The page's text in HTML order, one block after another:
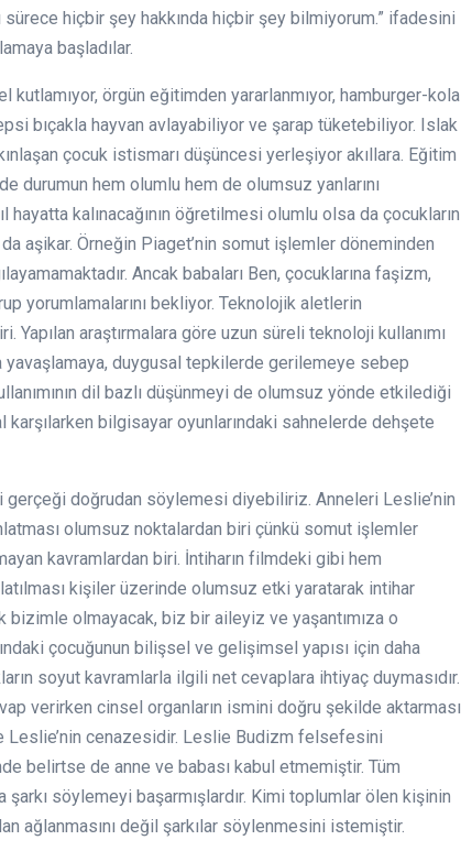
sürece hiçbir şey hakkında hiçbir şey bilmiyorum.” ifadesini
başladılar.
kutlamıyor, örgün eğitimden yararlanmıyor, hamburger-kola
bıçakla hayvan avlayabiliyor ve şarap tüketebiliyor. Islak
çocuk istismarı düşüncesi yerleşiyor akıllara. Eğitim
durumun hem olumlu hem de olumsuz yanlarını
kalınacağının öğretilmesi olumlu olsa da çocukların
da aşikar. Örneğin Piaget’nin somut işlemler döneminden
Ancak babaları Ben, çocuklarına faşizm,
yorumlamalarını bekliyor. Teknolojik aletlerin
Yapılan araştırmalara göre uzun süreli teknoloji kullanımı
yavaşlamaya, duygusal tepkilerde gerilemeye sebep
dil bazlı düşünmeyi de olumsuz yönde etkilediği
karşılarken bilgisayar oyunlarındaki sahnelerde dehşete
gerçeği doğrudan söylemesi diyebiliriz. Anneleri Leslie’nin
olumsuz noktalardan biri çünkü somut işlemler
kavramlardan biri. İntiharın filmdeki gibi hem
kişiler üzerinde olumsuz etki yaratarak intihar
bizimle olmayacak, biz bir aileyiz ve yaşantımıza o
çocuğunun bilişsel ve gelişimsel yapısı için daha
soyut kavramlarla ilgili net cevaplara ihtiyaç duymasıdır.
verirken cinsel organların ismini doğru şekilde aktarması
Leslie’nin cenazesidir. Leslie Budizm felsefesini
belirtse de anne ve babası kabul etmemiştir. Tüm
söylemeyi başarmışlardır. Kimi toplumlar ölen kişinin
ağlanmasını değil şarkılar söylenmesini istemiştir.